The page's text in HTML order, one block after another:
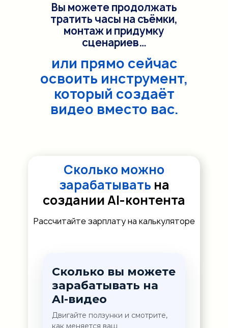
Вы можете продолжать
тратить часы на съёмки,
монтаж и придумку
сценариев…
или прямо сейчас
освоить инструмент,
который создаёт
видео вместо вас.
Сколько вы можете
зарабатывать на
AI-видео
Двигайте ползунки и смотрите,
как меняется ваш
Сколько можно
зарабатывать на
создании AI-контента
Рассчитайте зарплату на калькуляторе